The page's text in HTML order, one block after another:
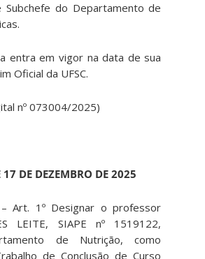
Subchefe do Departamento de
entra em vigor na data de sua
Oficial da UFSC.
nº 073004/2025)
17 DE DEZEMBRO DE 2025
– Art. 1º Designar o professor
LEITE, SIAPE nº 1519122,
de Nutrição, como
de Conclusão de Curso